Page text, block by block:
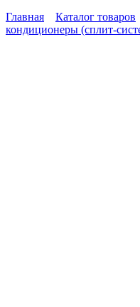
Главная
Каталог товаров
кондиционеры (сплит-